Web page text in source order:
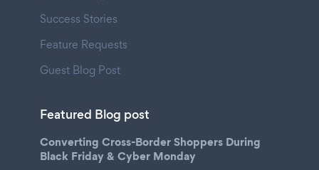
Success Stories
Feature Requests
Guest Blog Post
Featured Blog post
Converting Cross-Border Shoppers During
Black Friday & Cyber Monday